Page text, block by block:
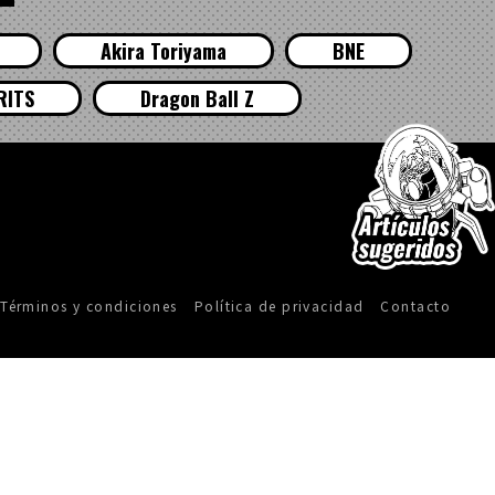
Akira Toriyama
BNE
Dragon Ball Z
Términos y condiciones Política de privacidad Contacto